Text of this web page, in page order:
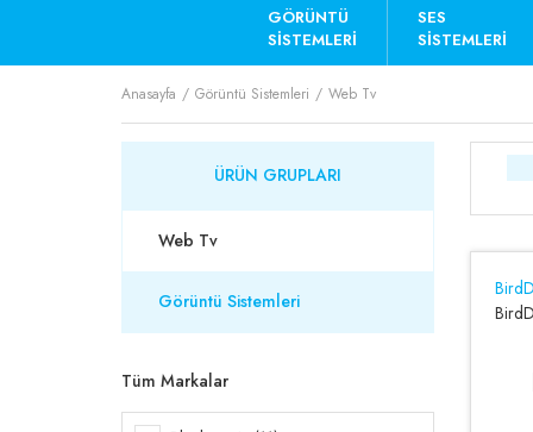
GÖRÜNTÜ
SISTEMLERI
SES
SISTEMLERI
Anasayfa Görüntü Sistemleri Web Tv
ÜRÜN GRUPLARI
Web Tv
Görüntü Sistemleri
Tüm Markalar